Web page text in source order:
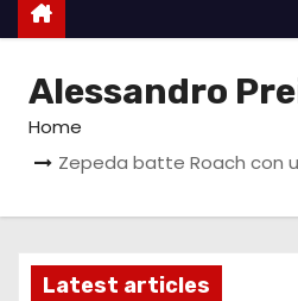
t
Alessandro
Home
Zepeda batte Roach con
Latest articles